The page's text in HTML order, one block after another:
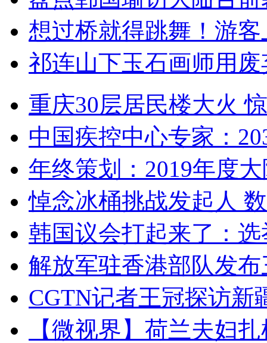
想过桥就得跳舞！游客
祁连山下玉石画师用
重庆30层居民楼大火
中国疾控中心专家：
年终策划：2019年度
悼念冰桶挑战发起人
韩国议会打起来了：
解放军驻香港部队发
CGTN记者王冠探访新
【微视界】荷兰夫妇